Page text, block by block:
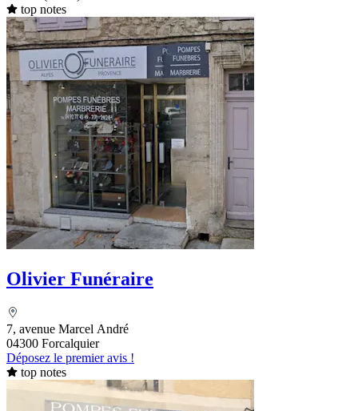
top notes
Olivier Funéraire
7, avenue Marcel André
04300 Forcalquier
Déposez le premier avis !
top notes